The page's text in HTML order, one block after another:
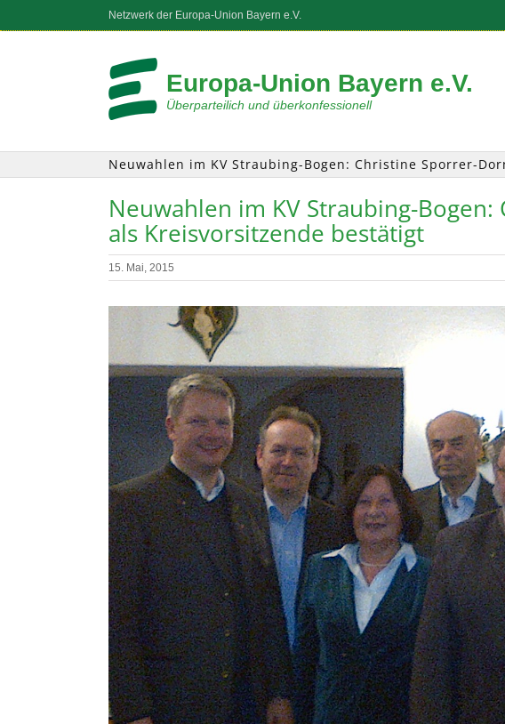
Netzwerk der Europa-Union Bayern e.V.
Europa-Union Bayern e.V.
Überparteilich und überkonfessionell
Neuwahlen im KV Straubing-Bogen: Christine Sporrer-
Neuwahlen im KV Straubing-
als Kreisvorsitzende bestätigt
15. Mai, 2015